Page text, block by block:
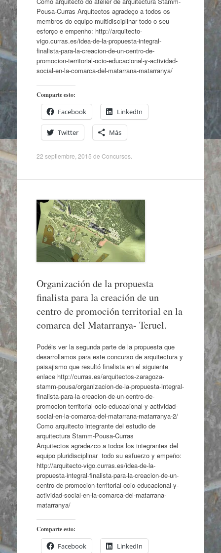
Pousa-Curras Arquitectos agradeço a todos os
membros do equipo multidisciplinar todo o seu
esforço e empenho: http://arquitecto-
vigo.curras.es/idea-de-la-propuesta-integral-
finalista-para-la-creacion-de-un-centro-de-
promocion-territorial-ocio-educacional-y-actividad-
social-en-la-comarca-del-matarrana-matarranya/
Comparte esto:
Facebook LinkedIn
Twitter Más
22 septiembre, 2015 de Concursos.
Organización de la propuesta
finalista para la creación de un
centro de promoción territorial en la
comarca del Matarranya- Teruel.
Podéis ver la segunda parte de la propuesta que
desarrollamos para este concurso de arquitectura y
paisajismo que resultó finalista en el siguiente
enlace http://curras.es/arquitectos-zaragoza-
stamm-pousa/organizacion-de-la-propuesta-integral-
finalista-para-la-creacion-de-un-centro-de-
promocion-territorial-ocio-educacional-y-actividad-
social-en-la-comarca-del-matarrana-matarranya-2/
Como arquitecto integrante del estudio de
arquitectura Stamm-Pousa-Curras
Arquitectos agradezco a todos los integrantes del
equipo pluridisciplinar todo su esfuerzo y empeño:
http://arquitecto-vigo.curras.es/idea-de-la-
propuesta-integral-finalista-para-la-creacion-de-un-
centro-de-promocion-territorial-ocio-educacional-y-
actividad-social-en-la-comarca-del-matarrana-
matarranya/
Comparte esto:
Facebook LinkedIn